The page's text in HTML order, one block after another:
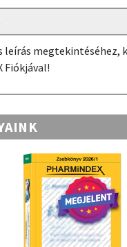
leírás megtekintéséhez,
Fiókjával!